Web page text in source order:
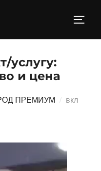
услугу:
и цена
ПРЕМИУМ вкл